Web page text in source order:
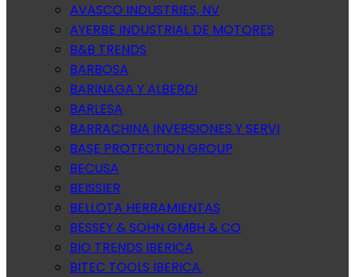
AVASCO INDUSTRIES, NV
AYERBE INDUSTRIAL DE MOTORES
B&B TRENDS
BARBOSA
BARINAGA Y ALBERDI
BARLESA
BARRACHINA INVERSIONES Y SERVI
BASE PROTECTION GROUP
BECUSA
BEISSIER
BELLOTA HERRAMIENTAS
BESSEY & SOHN GMBH & CO
BIO TRENDS IBERICA
BITEC TOOLS IBERICA.